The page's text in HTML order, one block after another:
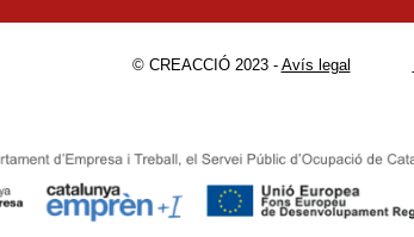
© CREACCIÓ 2023 - Avís legal